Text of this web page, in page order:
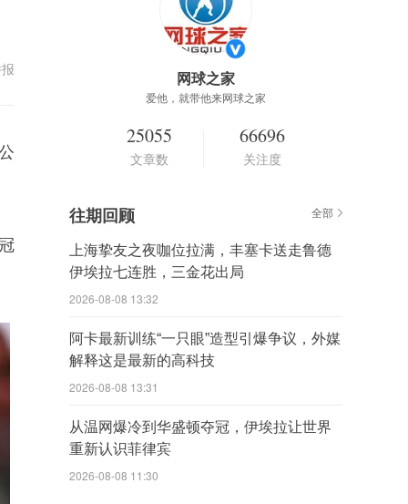
网球之家
爱他，就带他来网球之家
25055
文章数
66696
关注度
往期回顾 全部
上海挚友之夜咖位拉满，丰塞卡送走鲁德
伊埃拉七连胜，三金花出局
2026-08-08 13:32
阿卡最新训练“一只眼”造型引爆争议，外媒
解释这是最新的高科技
2026-08-08 13:31
从温网爆冷到华盛顿夺冠，伊埃拉让世界
重新认识菲律宾
2026-08-08 11:30